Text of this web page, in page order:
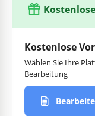
Kostenlose
Wählen Sie Ihre
Bearbeitung